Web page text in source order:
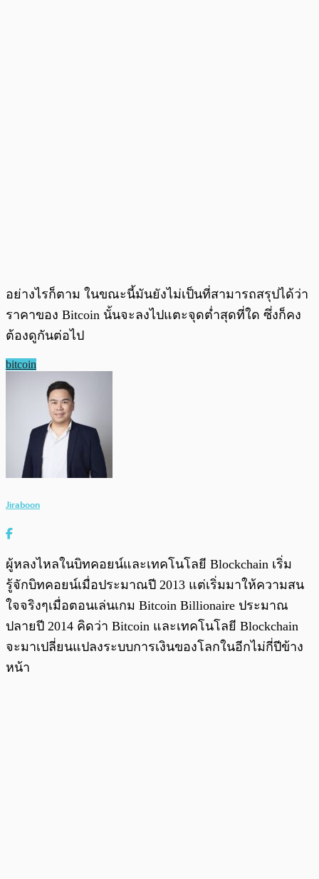
อย่างไรก็ตาม ในขณะนี้มันยังไม่เป็นที่สามารถสรุปได้ว่า
ราคาของ Bitcoin นั้นจะลงไปแตะจุดต่ำสุดที่ใด ซึ่งก็คง
ต้องดูกันต่อไป
bitcoin
Jiraboon
ผู้หลงไหลในบิทคอยน์และเทคโนโลยี Blockchain เริ่ม
รู้จักบิทคอยน์เมื่อประมาณปี 2013 แต่เริ่มมาให้ความสน
ใจจริงๆเมื่อตอนเล่นเกม Bitcoin Billionaire ประมาณ
ปลายปี 2014 คิดว่า Bitcoin และเทคโนโลยี Blockchain
จะมาเปลี่ยนแปลงระบบการเงินของโลกในอีกไม่กี่ปีข้าง
หน้า